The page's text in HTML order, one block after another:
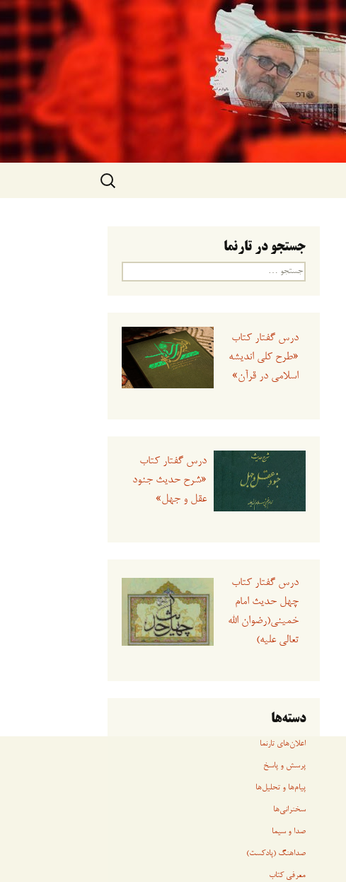
جستجو
برای:
جستجو در تارنما
جستجو
درس گفتار کتاب
«طرح کلی اندیشه
اسلامی در قرآن»
درس گفتار کتاب
«شرح حدیث جنود
عقل و جهل»
درس گفتار کتاب
چهل حدیث امام
خمینی(رضوان الله
تعالی علیه)
دسته‌ها
اعلان‌های تارنما
پرسش و پاسخ
پیام‌ها و تحلیل‌ها
سخنرانی‏‏‌ها
صدا و سیما
صداهنگ (پادکست)
معرفی کتاب